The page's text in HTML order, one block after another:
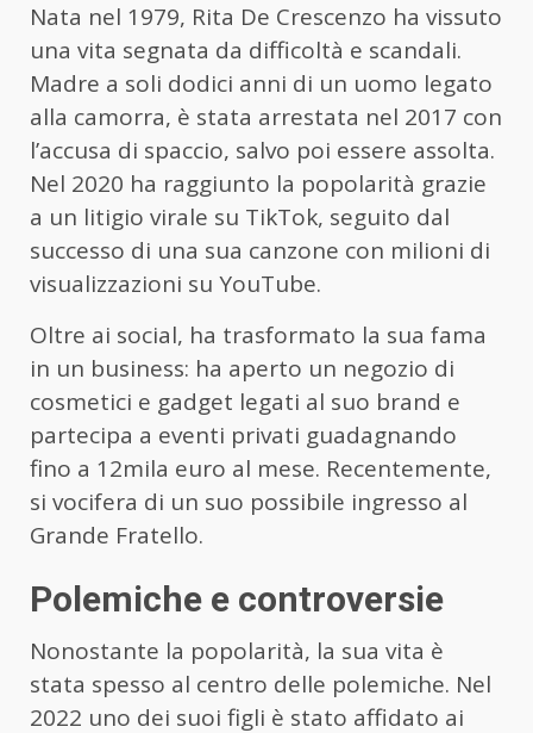
Nata nel 1979, Rita De Crescenzo ha vissuto
una vita segnata da difficoltà e scandali.
Madre a soli dodici anni di un uomo legato
alla camorra, è stata arrestata nel 2017 con
l’accusa di spaccio, salvo poi essere assolta.
Nel 2020 ha raggiunto la popolarità grazie
a un litigio virale su TikTok, seguito dal
successo di una sua canzone con milioni di
visualizzazioni su YouTube.
Oltre ai social, ha trasformato la sua fama
in un business: ha aperto un negozio di
cosmetici e gadget legati al suo brand e
partecipa a eventi privati guadagnando
fino a 12mila euro al mese. Recentemente,
si vocifera di un suo possibile ingresso al
Grande Fratello.
Polemiche e controversie
Nonostante la popolarità, la sua vita è
stata spesso al centro delle polemiche. Nel
2022 uno dei suoi figli è stato affidato ai